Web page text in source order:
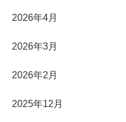
2026年4月
2026年3月
2026年2月
2025年12月